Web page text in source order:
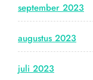
september 2023
augustus 2023
juli 2023